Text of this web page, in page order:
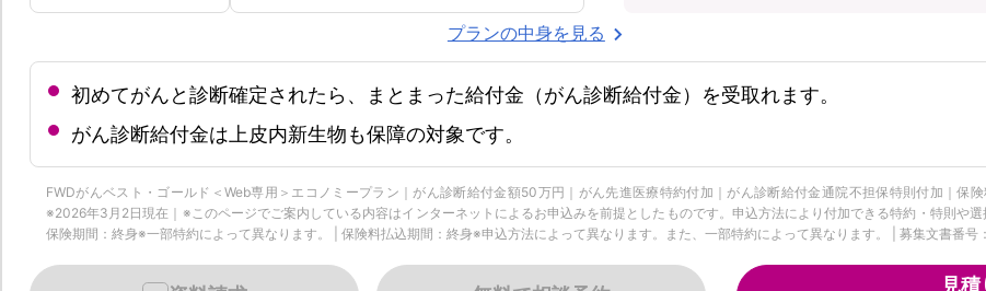
プランの中身を見る
初めてがんと診断確定されたら、まとまった給付金（がん診断給付金）を受取れます。
がん診断給付金は上皮内新生物も保障の対象です。
FWDがんベスト・ゴールド＜Web専用＞エコノミープラン｜がん診断給付金額50万円｜がん先進医療特約付加｜がん診断給付金通院不担保特則付加｜保
※2026年3月2日現在｜※このページでご案内している内容はインターネットによるお申込みを前提としたものです。申込方法により付加できる特約・特則や選
保険期間：終身※一部特約によって異なります。 | 保険料払込期間：終身※申込方法によって異なります。また、一部特約によって異なります。 | 募集文書番
見